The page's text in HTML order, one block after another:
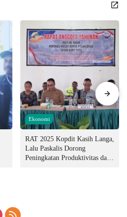
Ekonomi
RAT 2025 Kopdit Kasih Langa,
Lalu Paskalis Dorong
Peningkatan Produktivitas dan